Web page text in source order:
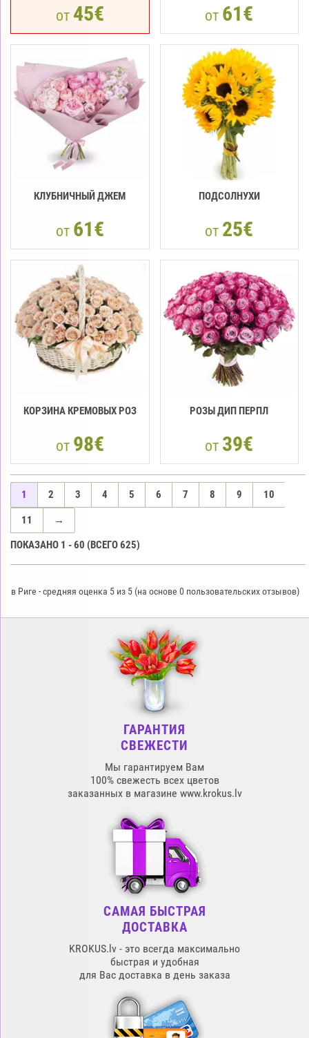
от 45€ от 61€
КЛУБНИЧНЫЙ ДЖЕМ
от 61€
ПОДСОЛНУХИ
от 25€
КОРЗИНА КРЕМОВЫХ РОЗ
от 98€
РОЗЫ ДИП ПЕРПЛ
от 39€
1 2 3 4 5 6 7 8 9 10
11
→
ПОКАЗАНО 1 -60 (ВСЕГО625)
в Риге -средняя оценка 5 из 5 (на основе 0 пользовательских отзывов)
ГАРАНТИЯ
СВЕЖЕСТИ
Мы гарантируем Вам
100% свежесть всех цветов
заказанных в магазине www.krokus.lv
САМАЯ БЫСТРАЯ
ДОСТАВКА
KROKUS.lv - это всегда максимально
быстрая и удобная
для Вас доставка в день заказа